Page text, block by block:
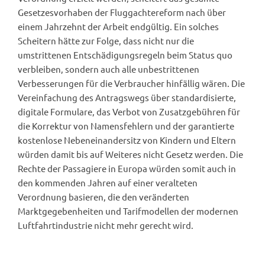
Gesetzesvorhaben der Fluggachtereform nach über
einem Jahrzehnt der Arbeit endgültig. Ein solches
Scheitern hätte zur Folge, dass nicht nur die
umstrittenen Entschädigungsregeln beim Status quo
verbleiben, sondern auch alle unbestrittenen
Verbesserungen für die Verbraucher hinfällig wären. Die
Vereinfachung des Antragswegs über standardisierte,
digitale Formulare, das Verbot von Zusatzgebühren für
die Korrektur von Namensfehlern und der garantierte
kostenlose Nebeneinandersitz von Kindern und Eltern
würden damit bis auf Weiteres nicht Gesetz werden. Die
Rechte der Passagiere in Europa würden somit auch in
den kommenden Jahren auf einer veralteten
Verordnung basieren, die den veränderten
Marktgegebenheiten und Tarifmodellen der modernen
Luftfahrtindustrie nicht mehr gerecht wird.